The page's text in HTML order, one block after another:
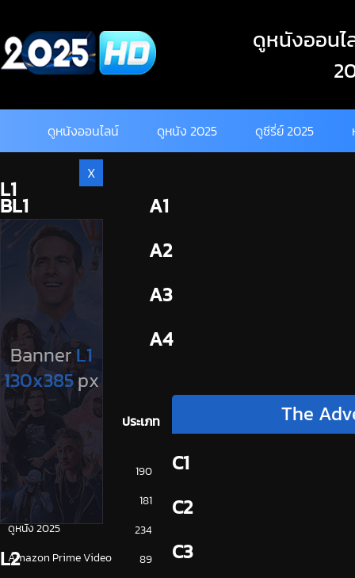
content
ดูหนังออนไ
ดูหนังออนไลน์ ดูหนัง 2025 ดูซีรี่ย์ 2025
BL1
A1
A2
A3
A4
ประเภท
การ์ตูน
190
ดูซีรี่ย์ 2025
181
ดูหนัง 2025
234
Amazon Prime Video
89
The
C1
C2
C3
X
L1
L2